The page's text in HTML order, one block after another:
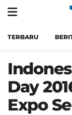
TERBARU
Day
Expo